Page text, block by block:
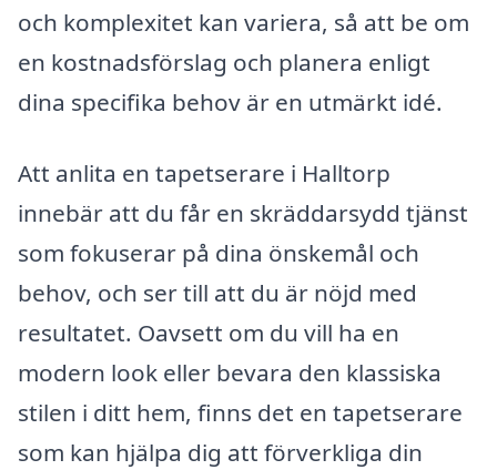
och komplexitet kan variera, så att be om
en kostnadsförslag och planera enligt
dina specifika behov är en utmärkt idé.
Att anlita en tapetserare i Halltorp
innebär att du får en skräddarsydd tjänst
som fokuserar på dina önskemål och
behov, och ser till att du är nöjd med
resultatet. Oavsett om du vill ha en
modern look eller bevara den klassiska
stilen i ditt hem, finns det en tapetserare
som kan hjälpa dig att förverkliga din